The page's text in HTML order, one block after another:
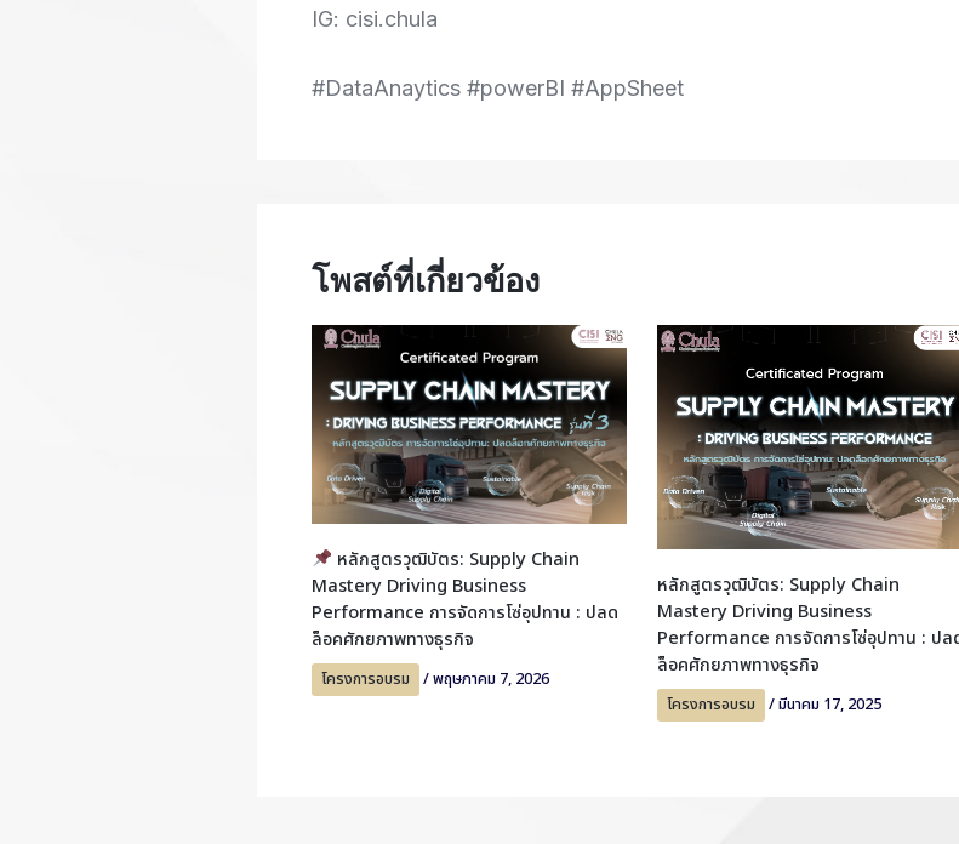
IG: cisi.chula
#DataAnaytics #powerBI #AppSheet
โพสต์ที่เกี่ยวข้อง
หลักสูตรวุฒิบัตร: Supply Chain
Mastery Driving Business
Performance การจัดการโซ่อุปทาน : ปลด
ล็อคศักยภาพทางธุรกิจ
โครงการอบรม /พฤษภาคม 7, 2026
หลักสูตรวุฒิบัตร: Supply Chain
Mastery Driving Business
Performance การจัดการโซ่อุปทาน : ปล
ล็อคศักยภาพทางธุรกิจ
โครงการอบรม /มีนาคม 17, 2025